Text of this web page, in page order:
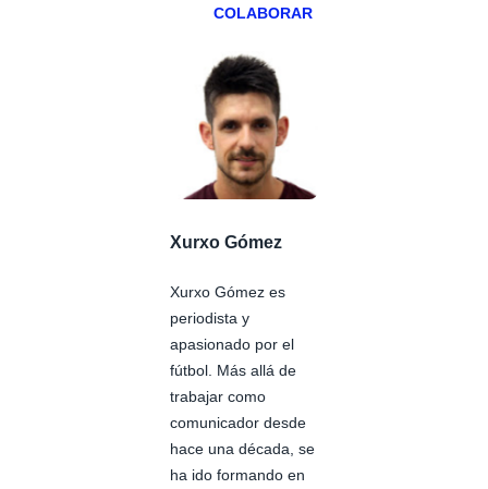
COLABORAR
Xurxo Gómez
Xurxo Gómez es
periodista y
apasionado por el
fútbol. Más allá de
trabajar como
comunicador desde
hace una década, se
ha ido formando en